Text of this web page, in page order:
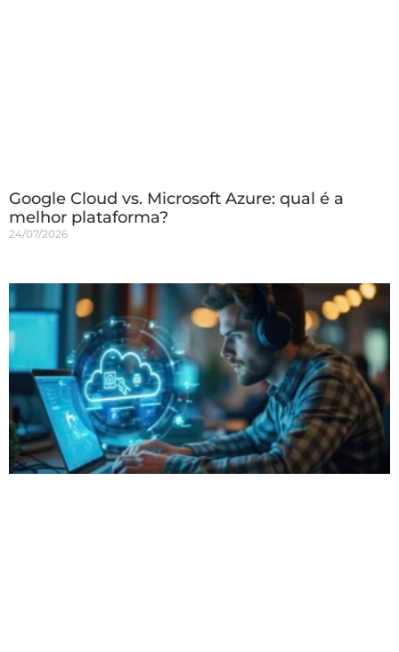
Google Cloud vs. Microsoft Azure: qual é a
melhor plataforma?
24/07/2026